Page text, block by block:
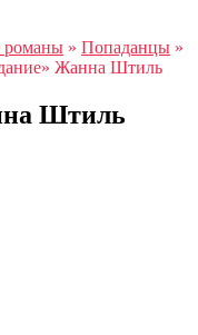
романы » Попаданцы »
Жанна Штиль
Штиль